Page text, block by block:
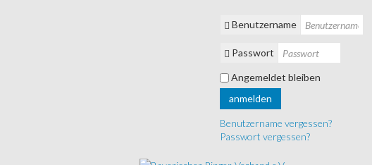
Benutzername
Passwort
Angemeldet bleiben
anmelden
Benutzername vergessen?
Passwort vergessen?